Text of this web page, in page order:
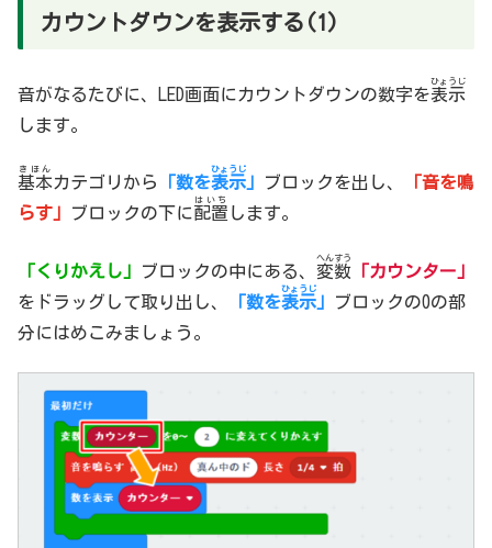
カウントダウンを表示する(1)
音がなるたびに、LED画面にカウントダウンの数字を表示
ひょうじ
します。
基本
きほん
カテゴリから 「数を表示
ひょうじ
ブロックを出し、
「音を鳴
らす」
ブロックの下に配置
はいち
します。
「くりかえし」 ブロックの中にある、 変数
へんすう
「カウンター」
をドラッグして取り出し、
「数を表示
ひょうじ
ブロックの0の部
分にはめこみましょう。